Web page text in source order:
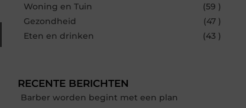
Woning en Tuin
(59 )
Gezondheid
(47 )
Eten en drinken
(43 )
RECENTE BERICHTEN
Barber worden begint met een plan